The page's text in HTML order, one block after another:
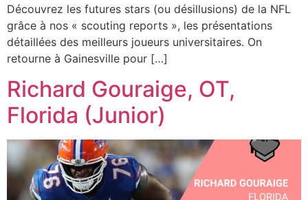
Découvrez les futures stars (ou désillusions) de la NFL
grâce à nos « scouting reports », les présentations
détaillées des meilleurs joueurs universitaires. On
retourne à Gainesville pour […]
Richard Gouraige, OT,
Florida (Junior)